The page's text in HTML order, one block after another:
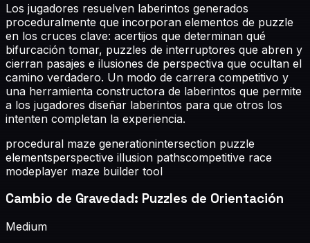
Los jugadores resuelven laberintos generados
proceduralmente que incorporan elementos de puzzle
en los cruces clave: acertijos que determinan qué
bifurcación tomar, puzzles de interruptores que abren y
cierran pasajes e ilusiones de perspectiva que ocultan el
camino verdadero. Un modo de carrera competitivo y
una herramienta constructora de laberintos que permite
a los jugadores diseñar laberintos para que otros los
intenten completan la experiencia.
procedural maze generationintersection puzzle
elementsperspective illusion pathscompetitive race
modeplayer maze builder tool
Cambio de Gravedad: Puzzles de Orientación
Medium